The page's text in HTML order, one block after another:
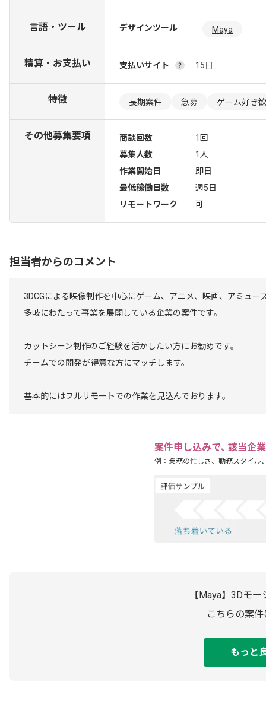
言語・ツール デザインツール Maya
精算・お支払い 支払いサイト 15日
特徴 長期案件 急募 ゲーム好き
その他募集要項 商談回数
1回
募集人数
1人
作業開始日
即日
最低稼働日数
週5日
リモートワーク
可
担当者からのコメント
3DCGによる映像制作を中心にゲーム、アニメ、映画、アミュー
多岐にわたって事業を展開している企業の案件です。
カットシーン制作のご経験を活かしたい方にお勧めです。
チームでの開発が得意な方にマッチします。
基本的にはフルリモートでの作業を見込んでおります。
案件申し込みで､ 該当企
例：業務の忙しさ、勤務スタイル
【Maya】3Dモ
こちらの案
もっと